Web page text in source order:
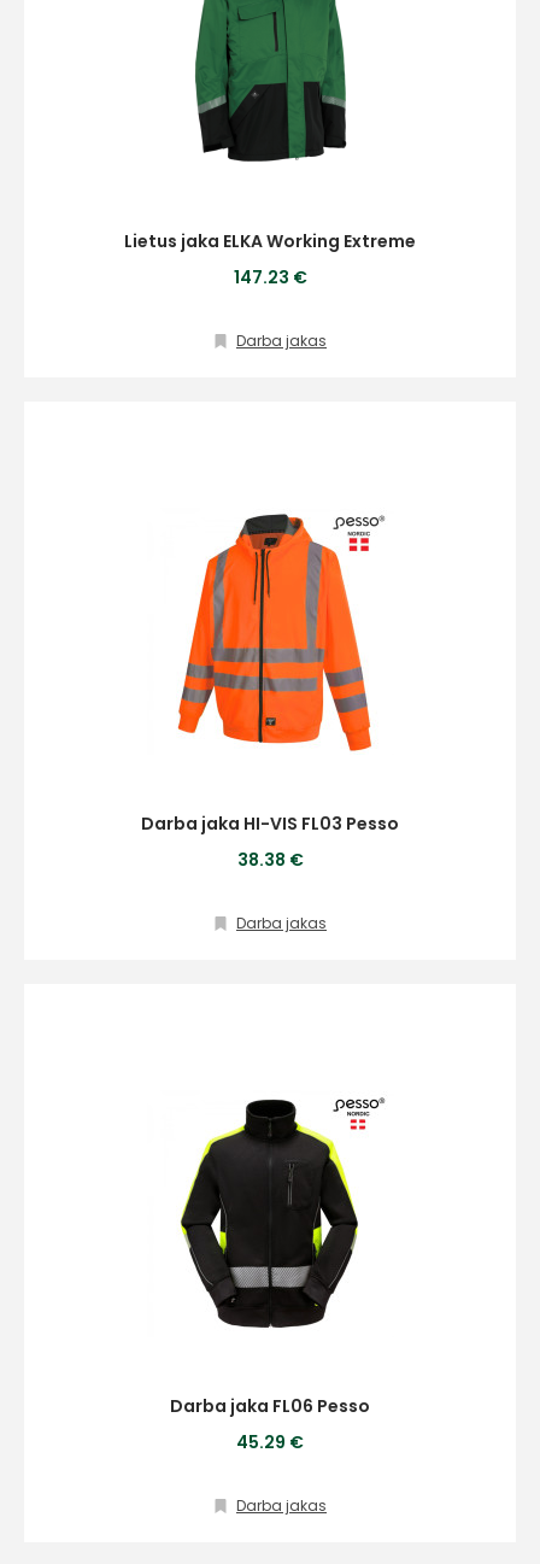
Lietus jaka ELKA Working Extreme
147.23 €
Darba jakas
Darba jaka HI-VIS FL03 Pesso
38.38 €
Darba jakas
Darba jaka FL06 Pesso
45.29 €
Darba jakas